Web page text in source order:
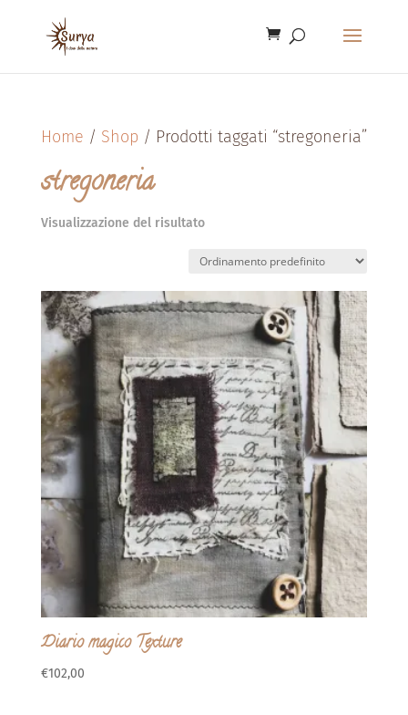
Home / Shop / Prodotti taggati “stregoneria”
stregoneria
Visualizzazione del risultato
Diario magico Texture
€102,00